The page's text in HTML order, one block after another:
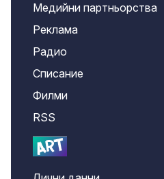
Медийни партньорства
Реклама
Радио
Списание
Филми
RSS